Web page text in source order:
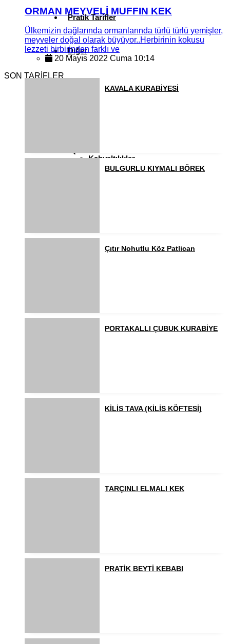
Pratik Tarifler
Diğer
Ramazan Yemekleri
Kahvaltılıklar
ORMAN MEYVELİ MUFFIN KEK
Ülkemizin dağlarında ormanlarında türlü türlü yemişler,
meyveler doğal olarak büyüyor..Herbirinin kokusu
lezzeti birbirinden farklı ve
20 Mayıs 2022 Cuma 10:14
SON TARİFLER
KAVALA KURABİYESİ
BULGURLU KIYMALI BÖREK
Çıtır Nohutlu Köz Patlican
PORTAKALLI ÇUBUK KURABİYE
KİLİS TAVA (KİLİS KÖFTESİ)
TARÇINLI ELMALI KEK
PRATİK BEYTİ KEBABI